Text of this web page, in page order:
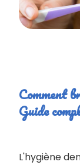
Comment
Guide
L'hygiène